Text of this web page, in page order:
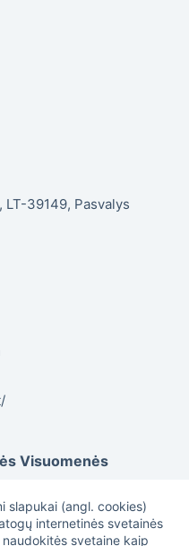
slapukai (angl. cookies)
internetinės svetainės
svetaine kaip
LT-39149, Pasvalys
Visuomenės